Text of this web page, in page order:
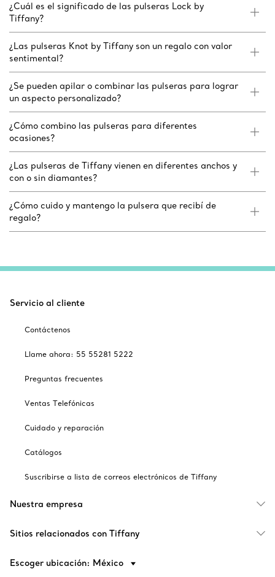
¿Cuál es el significado de las pulseras Lock by
Tiffany?
¿Las pulseras Knot by Tiffany son un regalo con valor
sentimental?
¿Se pueden apilar o combinar las pulseras para lograr
un aspecto personalizado?
¿Cómo combino las pulseras para diferentes
ocasiones?
¿Las pulseras de Tiffany vienen en diferentes anchos y
con o sin diamantes?
¿Cómo cuido y mantengo la pulsera que recibí de
regalo?
Servicio al cliente
Contáctenos
Llame ahora: 55 55281 5222
Preguntas frecuentes
Ventas Telefónicas
Cuidado y reparación
Catálogos
Suscribirse a lista de correos electrónicos de Tiffany
Nuestra empresa
Sitios relacionados con Tiffany
Escoger ubicación: México